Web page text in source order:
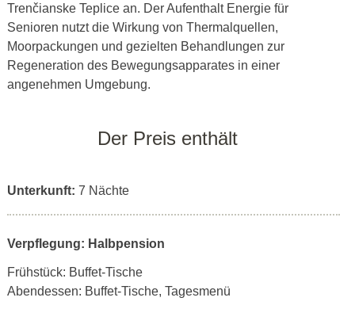
Trenčianske Teplice an. Der Aufenthalt Energie für
Senioren nutzt die Wirkung von Thermalquellen,
Moorpackungen und gezielten Behandlungen zur
Regeneration des Bewegungsapparates in einer
angenehmen Umgebung.
Der Preis enthält
Unterkunft: 7 Nächte
Verpflegung: Halbpension
Frühstück: Buffet-Tische
Abendessen: Buffet-Tische, Tagesmenü